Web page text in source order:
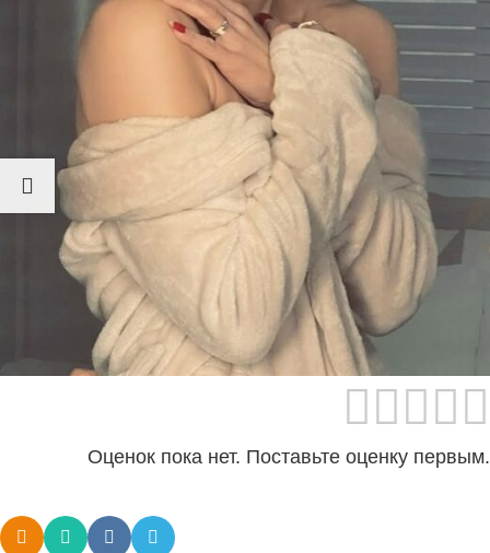
Дженнифер Лопес примерила светлые локоны.
Звезда опубликовала кадры со съёмок фильма
«Поцелуй женщины-паука» в стиле Золотого века
Голливуда.
Как вам?
Насколько публикация полезна?
Нажмите на звезду, чтобы оценить!
Оценок пока нет. Поставьте оценку первым.